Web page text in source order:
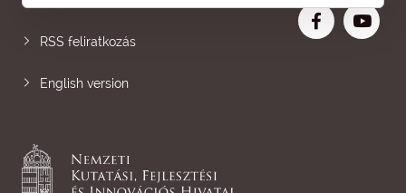
RSS feliratkozás
English version